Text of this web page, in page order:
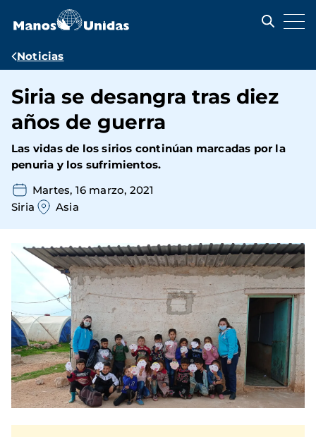
contenido
Ruta
navegación
Noticias
Siria se desangra tras diez
años de guerra
Las vidas de los sirios continúan marcadas por la
penuria y los sufrimientos.
Martes, 16 marzo, 2021
Siria
Asia